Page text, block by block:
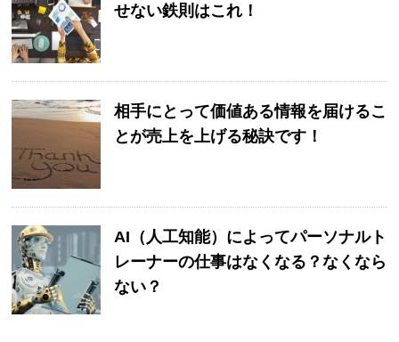
せない鉄則はこれ！
相手にとって価値ある情報を届けるこ
とが売上を上げる秘訣です！
AI（人工知能）によってパーソナルト
レーナーの仕事はなくなる？なくなら
ない？